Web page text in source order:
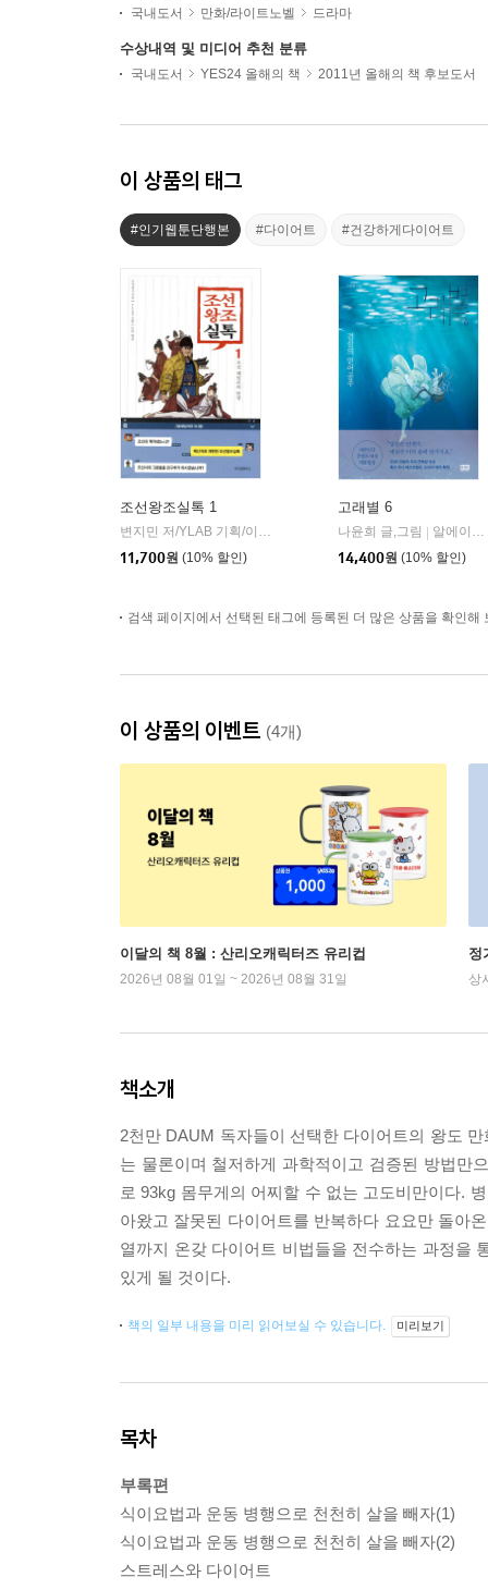
국내도서
만화/라이트노벨 드라마
수상내역 및 미디어 추천 분류
국내도서 YES24 올해의 책 2011년 올해의 책 후보도서
이 상품의 태그
#인기웹툰단행본 #다이어트 #건강하게다이어트
조선왕조실톡 1
변지민 저/YLAB 기획/이한 해설
위즈덤하우스
11,700원 (10% 할인)
고래별 6
나윤희 글,그림
알에이치코리아(RHK)
14,400원 (10% 할인)
검색 페이지에서 선택된 태그에 등록된 더 많은 상품을 확인해
이 상품의 이벤트 (4개)
이달의 책 8월 : 산리오캐릭터즈 유리컵
2026년 08월 01일 ~ 2026년 08월 31일
정
상
책소개
2천만 DAUM 독자들이 선택한 다이어트의 왕도
는 물론이며 철저하게 과학적이고 검증된 방법만
로 93kg 몸무게의 어찌할 수 없는 고도비만이다.
아왔고 잘못된 다이어트를 반복하다 요요만 돌아
열까지 온갖 다이어트 비법들을 전수하는 과정을
있게 될 것이다.
책의 일부 내용을 미리 읽어보실 수 있습니다. 미리보기
목차
부록편
식이요법과 운동 병행으로 천천히 살을 빼자(1)
식이요법과 운동 병행으로 천천히 살을 빼자(2)
스트레스와 다이어트